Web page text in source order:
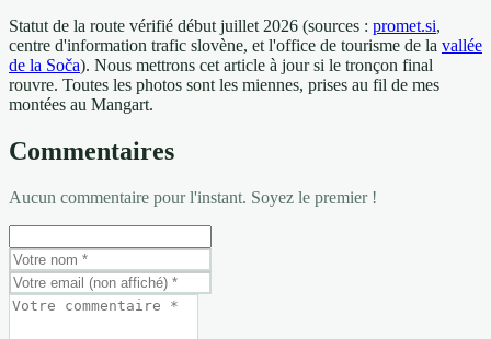
Statut de la route vérifié début juillet 2026 (sources : promet.si,
centre d'information trafic slovène, et l'office de tourisme de la vallée
de la Soča). Nous mettrons cet article à jour si le tronçon final
rouvre. Toutes les photos sont les miennes, prises au fil de mes
montées au Mangart.
Commentaires
Aucun commentaire pour l'instant. Soyez le premier !